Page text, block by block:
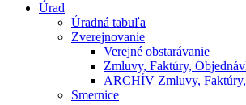
Úrad
Úradná tabuľa
Zverejnovanie
Verejné obstarávanie
Zmluvy, Faktúry,
ARCHÍV Zmluvy,
Smernice